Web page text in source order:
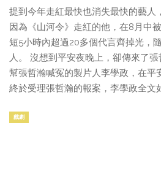
提到今年走紅最快也消失最快的藝人
因為《山河令》走紅的他，在8月中
短5小時內超過20多個代言齊掉光，
人。 沒想到平安夜晚上，卻傳來了
幫張哲瀚喊冤的製片人李學政，在平
終於受理張哲瀚的報案，李學政全文
戲劇